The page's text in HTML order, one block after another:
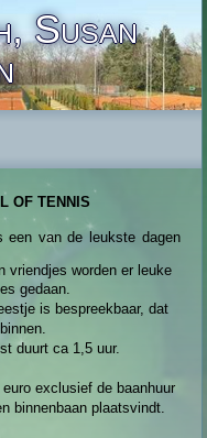
Susan
OF TENNIS
een van de leukste dagen
vriendjes worden er leuke
gedaan.
is bespreekbaar, dat
duurt ca 1,5 uur.
exclusief de baanhuur
binnenbaan plaatsvindt.